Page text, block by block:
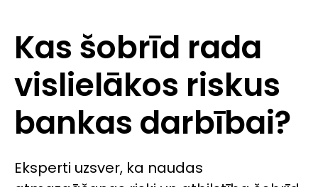
Kas šobrīd rada
vislielākos riskus
bankas darbībai?
Eksperti uzsver, ka naudas